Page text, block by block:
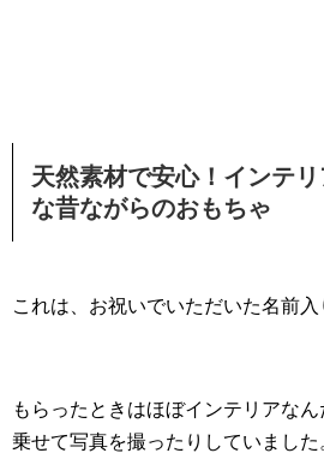
天然素材で安心！インテ
な昔ながらのおもちゃ
これは、お祝いでいただいた名前入
もらったときはほぼインテリアなん
乗せて写真を撮ったりしていました